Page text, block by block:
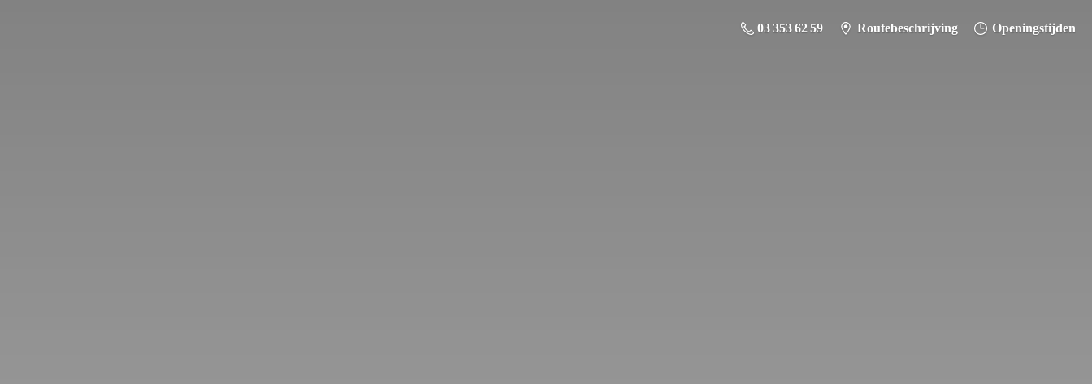
03 353 62 59 Routebeschrijving Openingstijden